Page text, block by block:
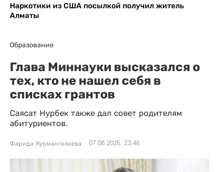
Наркотики из США посылкой получил житель
Алматы
Образование
Глава Миннауки высказался о
тех, кто не нашел себя в
списках грантов
Саясат Нурбек также дал совет родителям
абитуриентов.
Фарида Курмангалиева 07.08.2026, 23:46